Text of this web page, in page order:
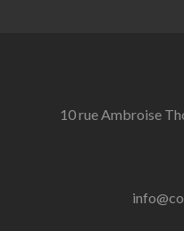
10 rue Ambroise